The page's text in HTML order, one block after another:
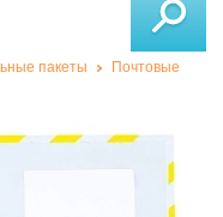
пакеты
Почтовые